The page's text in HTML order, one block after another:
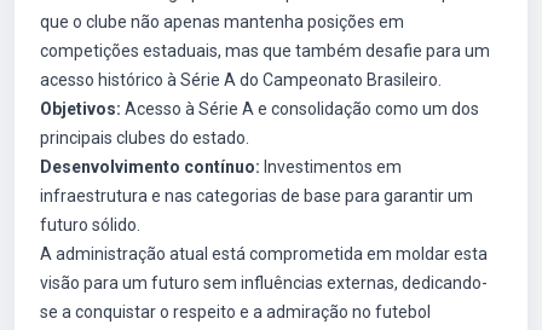
que o clube não apenas mantenha posições em
competições estaduais, mas que também desafie para um
acesso histórico à Série A do Campeonato Brasileiro.
Objetivos: Acesso à Série A e consolidação como um dos
principais clubes do estado.
Desenvolvimento contínuo: Investimentos em
infraestrutura e nas categorias de base para garantir um
futuro sólido.
A administração atual está comprometida em moldar esta
visão para um futuro sem influências externas, dedicando-
se a conquistar o respeito e a admiração no futebol